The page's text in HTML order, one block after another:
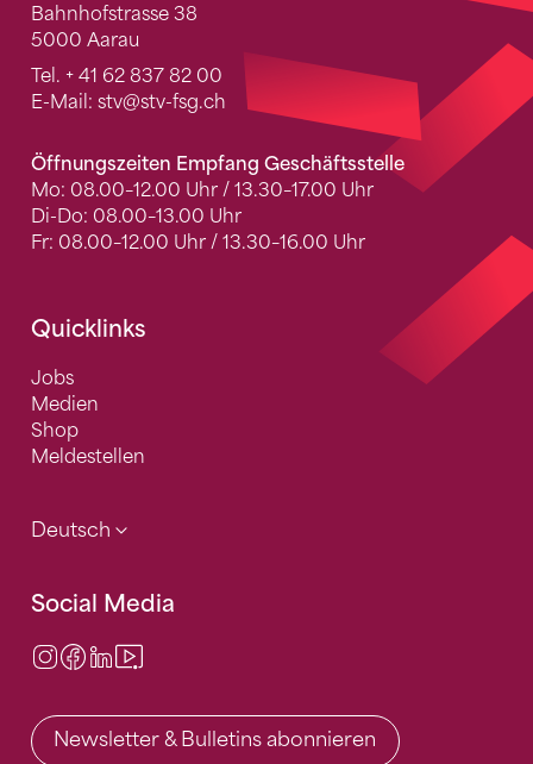
Bahnhofstrasse 38
5000 Aarau
Tel. + 41 62 837 82 00
E-Mail: stv@stv-fsg.ch
Öffnungszeiten Empfang Geschäftsstelle
Mo: 08.00–12.00 Uhr / 13.30–17.00 Uhr
Di-Do: 08.00–13.00 Uhr
Fr: 08.00–12.00 Uhr / 13.30–16.00 Uhr
Quicklinks
Jobs
Medien
Shop
Meldestellen
Deutsch
Social Media
Instagram
Facebook
LinkedIn
Newsletter & Bulletins abonnieren